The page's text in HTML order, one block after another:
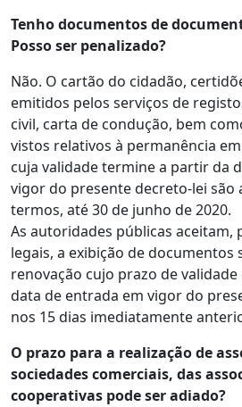
Tenho documentos de
Posso ser penalizado?
Não. O cartão do cidadão,
emitidos pelos serviços de
civil, carta de condução, bem
vistos relativos à permanência
cuja validade termine a partir da
vigor do presente decreto-lei são
termos, até 30 de junho de 2020.
As autoridades públicas aceitam,
legais, a exibição de documentos
renovação cujo prazo de
data de entrada em vigor do
nos 15 dias imediatamente
O prazo para a realização de
sociedades comerciais, das
cooperativas pode ser adiado?